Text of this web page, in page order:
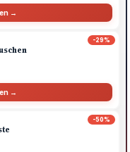
→
-29%
→
-50%